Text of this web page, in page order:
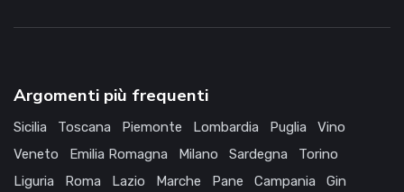
Argomenti più frequenti
Sicilia Toscana Piemonte Lombardia Puglia
Vino
Veneto
Emilia Romagna Milano Sardegna
Torino
Liguria
Roma Lazio Marche Pane Campania
Gin